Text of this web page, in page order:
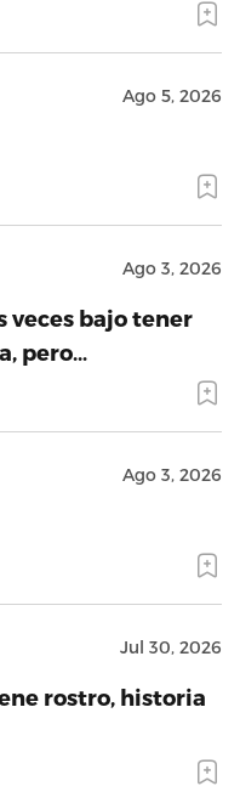
Ago 5, 2026
Ago 3, 2026
veces bajo tener
pero…
Ago 3, 2026
Jul 30, 2026
rostro, historia